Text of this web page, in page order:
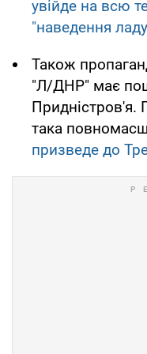
увійде на всю
"наведення
Також
"Л/ДНР" має
Придністров'я.
така
призведе до